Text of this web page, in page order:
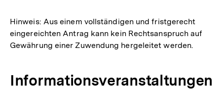
Hinweis: Aus einem vollständigen und fristgerecht
eingereichten Antrag kann kein Rechtsanspruch auf
Gewährung einer Zuwendung hergeleitet werden.
Informationsveranstaltungen